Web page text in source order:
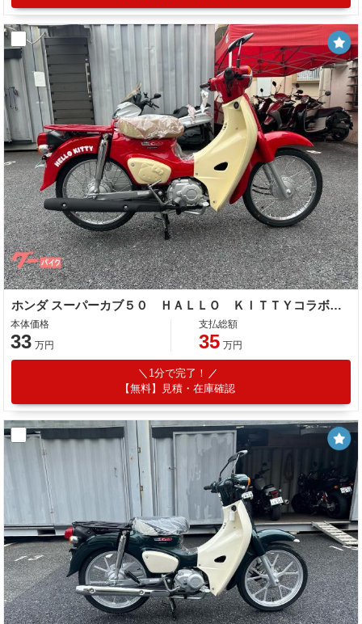
ホンダ スーパーカブ５０ ＨＡＬＬＯ ＫＩＴＴＹコラボモデル 受注限定モデル ２０２４モデル スペシャルキー 立体サイドカバー マグナレッ
本体価格
33 万円
支払総額
35 万円
1分で完了！
【無料】見積・在庫確認